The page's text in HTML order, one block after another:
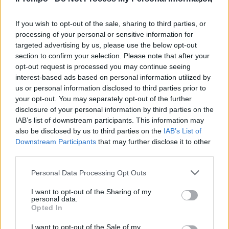
If you wish to opt-out of the sale, sharing to third parties, or
processing of your personal or sensitive information for
targeted advertising by us, please use the below opt-out
section to confirm your selection. Please note that after your
opt-out request is processed you may continue seeing
interest-based ads based on personal information utilized by
us or personal information disclosed to third parties prior to
your opt-out. You may separately opt-out of the further
disclosure of your personal information by third parties on the
IAB’s list of downstream participants. This information may
also be disclosed by us to third parties on the IAB’s List of
Downstream Participants that may further disclose it to other
Personal Data Processing Opt Outs
I want to opt-out of the Sharing of my
personal data.
Opted In
I want to opt-out of the Sale of my